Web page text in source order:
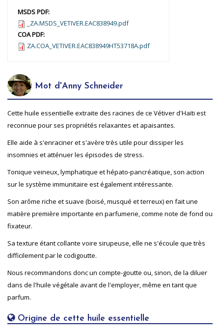
MSDS PDF:
_ZA.MSDS_VETIVER.EAC838949.pdf
COA PDF:
ZA.COA_VETIVER.EAC838949HT53718A.pdf
Mot d'Anny Schneider
Cette huile essentielle extraite des racines de ce Vétiver d'Haïti est
reconnue pour ses propriétés relaxantes et apaisantes.
Elle aide à s'enraciner et s'avère très utile pour dissiper les
insomnies et atténuer les épisodes de stress.
Tonique veineux, lymphatique et hépato-pancréatique, son action
sur le système immunitaire est également intéressante.
Son arôme riche et suave (boisé, musqué et terreux) en fait une
matière première importante en parfumerie, comme note de fond ou
fixateur.
Sa texture étant collante voire sirupeuse, elle ne s'écoule que très
difficilement par le codigoutte.
Nous recommandons donc un compte-goutte ou, sinon, de la diluer
dans de l'huile végétale avant de l'employer, même en tant que
parfum.
Origine de cette huile essentielle